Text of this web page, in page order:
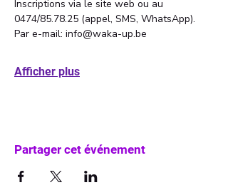
Inscriptions via le site web ou au
0474/85.78.25 (appel, SMS, WhatsApp).
Par e-mail: info@waka-up.be
Afficher plus
Partager cet événement